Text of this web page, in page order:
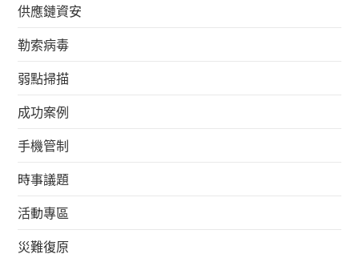
供應鏈資安
勒索病毒
弱點掃描
成功案例
手機管制
時事議題
活動專區
災難復原